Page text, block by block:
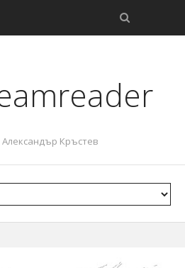
Александър Кръстев